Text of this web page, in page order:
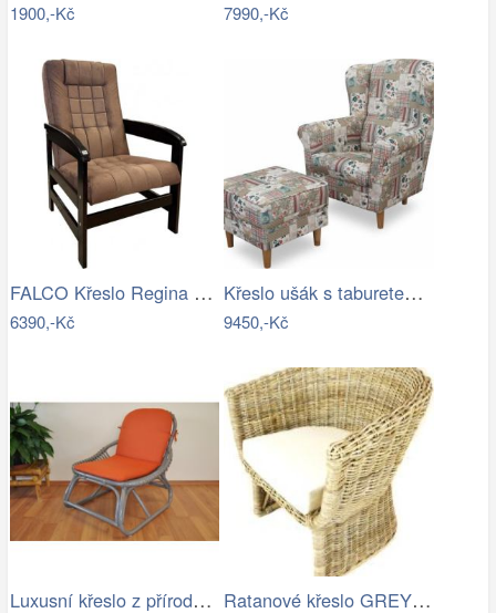
1900,-Kč 7990,-Kč
FALCO Křeslo Regina hnědá Mdum
6390,-Kč
Křeslo ušák s taburetem, látka…
9450,-Kč
Luxusní křeslo z přírodního ratanu - AX Ratanové křeslo GREY - šedý ratan